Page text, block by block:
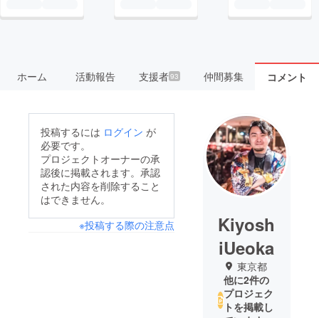
ホーム 活動報告 支援者93 仲間募集 コメント
投稿するには ログイン が
必要です。
プロジェクトオーナーの承
認後に掲載されます。承認
された内容を削除すること
はできません。
※投稿する際の注意点
Kiyosh
iUeoka
東京都
他に2件の
プロジェク
トを掲載し